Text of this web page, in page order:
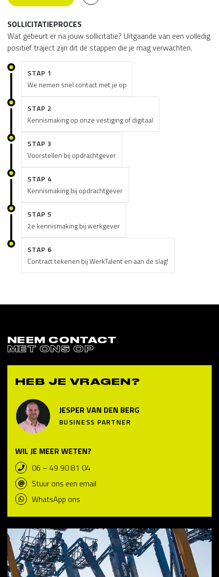
SOLLICITATIEPROCES
Wat gebeurt er na jouw sollicitatie? Uitgaande van een volledig
positief traject zijn dit de stappen die je mag verwachten.
STAP 1
We nemen snel contact met je op
STAP 2
Kennismaking op onze vestiging of digitaal
STAP 3
Voorstellen bij opdrachtgever
STAP 4
Kennismaking bij opdrachtgever
STAP 5
2e kennismaking bij werkgever
STAP 6
Contract tekenen bij WerkTalent en aan de slag!
NEEM CONTACT
MET ONS OP
HEB JE VRAGEN?
JESPER VAN DEN BERG
BUSINESS PARTNER
WIL JE MEER WETEN?
06 – 49 90 81 04
Stuur ons een email
WhatsApp ons